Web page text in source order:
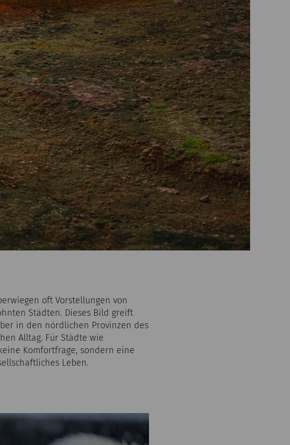
oft Vorstellungen von
Städten. Dieses Bild greift
in den nördlichen Provinzen des
Alltag. Für Städte wie
Komfortfrage, sondern eine
Leben.